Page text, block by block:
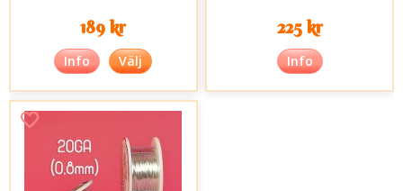
189 kr
Info Välj
225 kr
Info